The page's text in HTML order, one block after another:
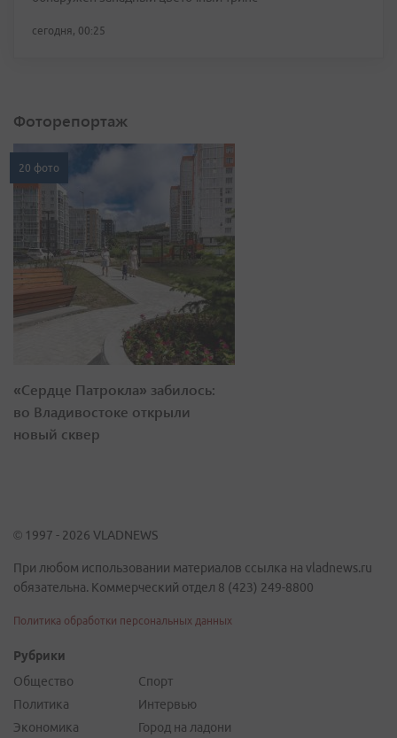
сегодня, 00:25
Фоторепортаж
20 фото
«Сердце Патрокла» забилось:
во Владивостоке открыли
новый сквер
© 1997 - 2026 VLADNEWS
При любом использовании материалов ссылка на vladnews.ru
обязательна. Коммерческий отдел 8 (423) 249-8800
Политика обработки персональных данных
Рубрики
Общество
Политика
Экономика
Спорт
Интервью
Город на ладони